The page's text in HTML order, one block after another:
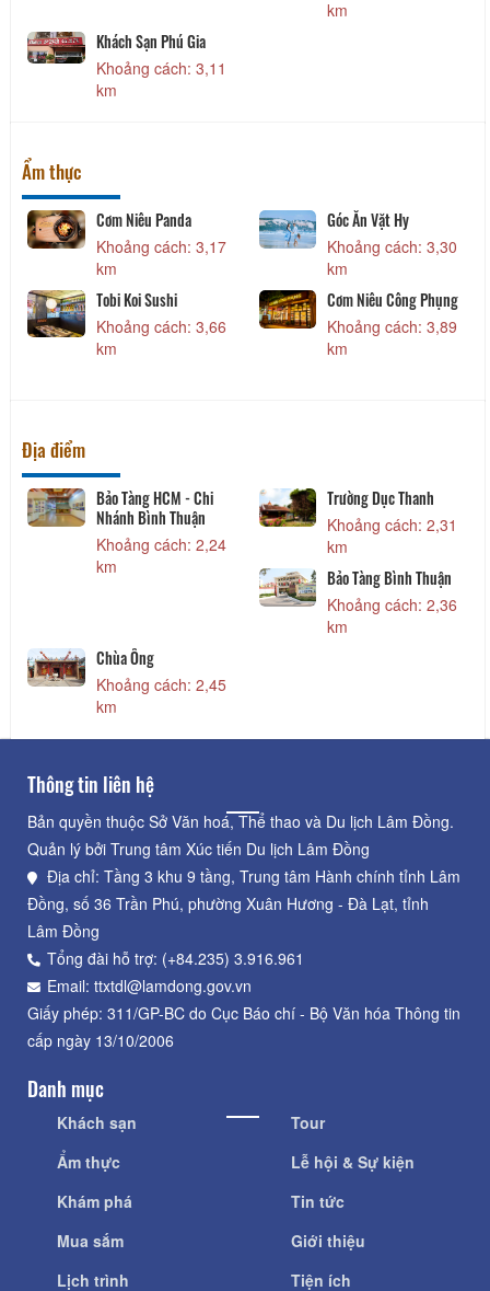
km
Khách Sạn Phú Gia
Khoảng cách: 3,11
km
Ẩm thực
Cơm Niêu Panda
Khoảng cách: 3,17
km
Góc Ăn Vặt Hy
Khoảng cách: 3,30
km
Tobi Koi Sushi
Khoảng cách: 3,66
km
Cơm Niêu Công Phụng
Khoảng cách: 3,89
km
Địa điểm
Bảo Tàng HCM - Chi
Nhánh Bình Thuận
Khoảng cách: 2,24
km
Trường Dục Thanh
Khoảng cách: 2,31
km
Bảo Tàng Bình Thuận
Khoảng cách: 2,36
km
Chùa Ông
Khoảng cách: 2,45
km
Thông tin liên hệ
Bản quyền thuộc Sở Văn hoá, Thể thao và Du lịch Lâm Đồng.
Quản lý bởi Trung tâm Xúc tiến Du lịch Lâm Đồng
Địa chỉ: Tầng 3 khu 9 tầng, Trung tâm Hành chính tỉnh Lâm
Đồng, số 36 Trần Phú, phường Xuân Hương - Đà Lạt, tỉnh
Lâm Đồng
Tổng đài hỗ trợ: (+84.235) 3.916.961
Email: ttxtdl@lamdong.gov.vn
Giấy phép: 311/GP-BC do Cục Báo chí - Bộ Văn hóa Thông tin
cấp ngày 13/10/2006
Danh mục
Khách sạn
Ẩm thực
Khám phá
Mua sắm
Lịch trình
Tour
Lễ hội & Sự kiện
Tin tức
Giới thiệu
Tiện ích